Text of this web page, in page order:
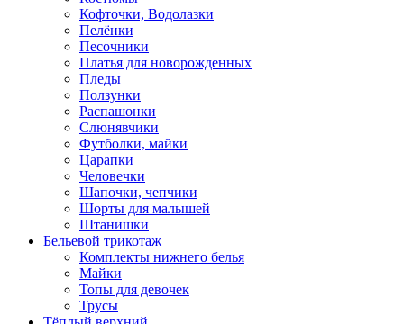
Кофточки, Водолазки
Пелёнки
Песочники
Платья для новорожденных
Пледы
Ползунки
Распашонки
Слюнявчики
Футболки, майки
Царапки
Человечки
Шапочки, чепчики
Шорты для малышей
Штанишки
Бельевой трикотаж
Комплекты нижнего белья
Майки
Топы для девочек
Трусы